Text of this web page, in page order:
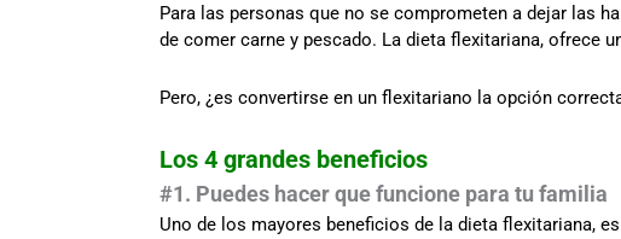
Para las personas que no se comprometen a dejar las
de comer carne y pescado. La dieta flexitariana, ofrece
Pero, ¿es convertirse en un flexitariano la opción
Los 4 grandes beneficios
#1. Puedes hacer que funcione para tu familia
Uno de los mayores beneficios de la dieta flexitariana,